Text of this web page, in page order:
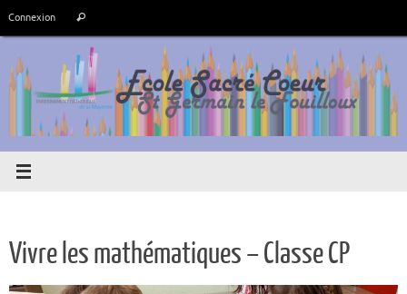
Connexion
:
Rechercher
Vivre les mathématiques – Classe CP